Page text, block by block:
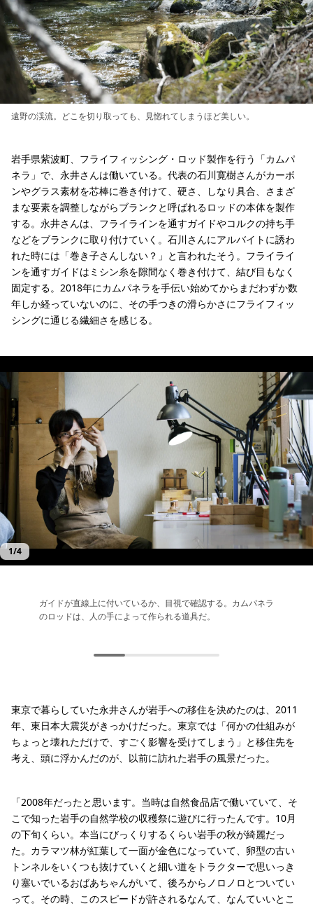
遠野の渓流。どこを切り取っても、見惚れてしまうほど美しい。
岩手県紫波町、フライフィッシング・ロッド製作を行う「カムパ
ネラ」で、永井さんは働いている。代表の石川寛樹さんがカーボ
ンやグラス素材を芯棒に巻き付けて、硬さ、しなり具合、さまざ
まな要素を調整しながらブランクと呼ばれるロッドの本体を製作
する。永井さんは、フライラインを通すガイドやコルクの持ち手
などをブランクに取り付けていく。石川さんにアルバイトに誘わ
れた時には「巻き子さんしない？」と言われたそう。フライライ
ンを通すガイドはミシン糸を隙間なく巻き付けて、結び目もなく
固定する。2018年にカムパネラを手伝い始めてからまだわずか数
年しか経っていないのに、その手つきの滑らかさにフライフィッ
シングに通じる繊細さを感じる。
ガイドが直線上に付いているか、目視で確認する。カムパネラのロッドは、人の
グリップのコルクも、オーダーメイドでサイズや形状を変えることができる。
繋ぎ合わせたコルクを削り、グリップに。すべての仕事に、「感覚」が必要。
カムパネラは、1999年の創業以来、東北のフライフィッシングの重要な拠点にな
1/4
ガイドが直線上に付いているか、目視で確認する。カムパネラ
のロッドは、人の手によって作られる道具だ。
グリップのコルクも、オーダーメイドでサイズや形状を変える
ことができる。
繋ぎ合わせたコルクを削り、グリップに。すべての仕事に、
「感覚」が必要。
カムパネラは、1999年の創業以来、東北のフライフィッシン
グの重要な拠点になっている。ブランク製造から組み立てまで
東京で暮らしていた永井さんが岩手への移住を決めたのは、2011
年、東日本大震災がきっかけだった。東京では「何かの仕組みが
ちょっと壊れただけで、すごく影響を受けてしまう」と移住先を
考え、頭に浮かんだのが、以前に訪れた岩手の風景だった。
「2008年だったと思います。当時は自然食品店で働いていて、そ
こで知った岩手の自然学校の収穫祭に遊びに行ったんです。10月
の下旬くらい。本当にびっくりするくらい岩手の秋が綺麗だっ
た。カラマツ林が紅葉して一面が金色になっていて、卵型の古い
トンネルをいくつも抜けていくと細い道をトラクターで思いっき
り塞いでいるおばあちゃんがいて、後ろからノロノロとついてい
って。その時、このスピードが許されるなんて、なんていいとこ